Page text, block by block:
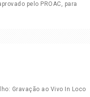
pelo PROAC, para
Gravação ao Vivo In Loco